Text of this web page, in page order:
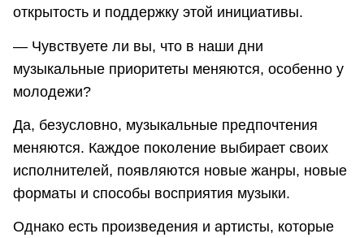
открытость и поддержку этой инициативы.
— Чувствуете ли вы, что в наши дни
музыкальные приоритеты меняются, особенно у
молодежи?
Да, безусловно, музыкальные предпочтения
меняются. Каждое поколение выбирает своих
исполнителей, появляются новые жанры, новые
форматы и способы восприятия музыки.
Однако есть произведения и артисты, которые